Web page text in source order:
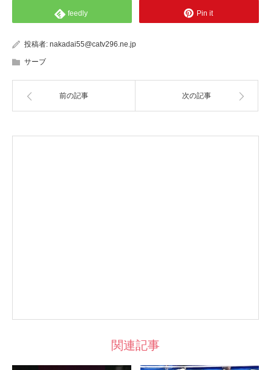
feedly Pin it
投稿者: nakadai55@catv296.ne.jp
サーブ
前の記事 次の記事
関連記事